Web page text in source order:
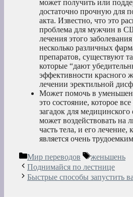
может получить или
достаточно прочную для
акта. Известно, что это
проблема для мужчин в
лечения этого
несколько различных
препаратов, существуют
которые “дают
эффективности красного
лечении эректильной
Может помочь в
это состояние, которое
загадок для
может воздействовать на
часть тела, и его лечение,
является очень
Рубрики
Мир переводов Метки
женьшень
Поднимайся по лестнице
Быстрые способы запустить